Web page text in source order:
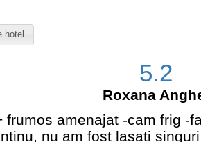
hotel
5.2
Roxana
frumos amenajat -cam frig -
nu am fost lasati